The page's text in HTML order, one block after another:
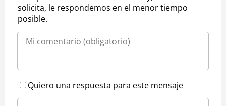
solicita, le respondemos en el menor tiempo
posible.
Quiero una respuesta para este mensaje